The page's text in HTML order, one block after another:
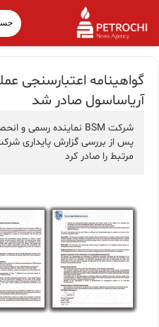
گواهینامه اعتبارسنجی
آریاساسول صادر شد
پس از بررسی گزارش پایداری
مرتبط را صادر کرد